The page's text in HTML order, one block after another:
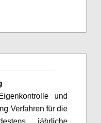
und
Verfahren für die
jährliche